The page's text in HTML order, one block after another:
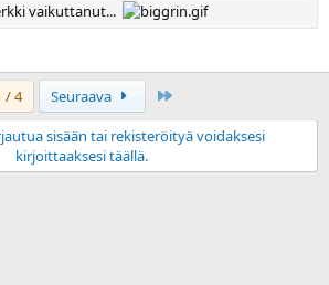
vaikuttanut...
/ 4 Seuraava
sisään tai rekisteröityä voidaksesi
kirjoittaaksesi täällä.